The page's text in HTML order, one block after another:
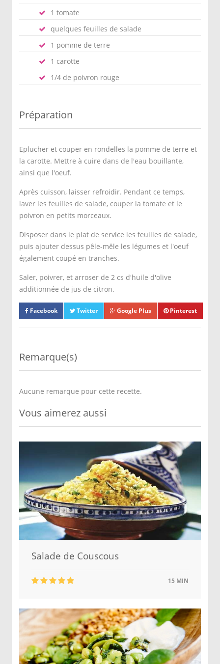
1 tomate
quelques feuilles de salade
1 pomme de terre
1 carotte
1/4 de poivron rouge
Préparation
Eplucher et couper en rondelles la pomme de terre et
la carotte. Mettre à cuire dans de l'eau bouillante,
ainsi que l'oeuf.
Après cuisson, laisser refroidir. Pendant ce temps,
laver les feuilles de salade, couper la tomate et le
poivron en petits morceaux.
Disposer dans le plat de service les feuilles de salade,
puis ajouter dessus pêle-mêle les légumes et l'oeuf
également coupé en tranches.
Saler, poivrer, et arroser de 2 cs d'huile d'olive
additionnée de jus de citron.
Facebook Twitter Google Plus Pinterest
Remarque(s)
Aucune remarque pour cette recette.
Vous aimerez aussi
Salade de Couscous
15 MIN